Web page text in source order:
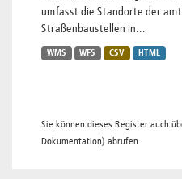
umfasst die Standorte der
Straßenbaustellen in...
WMS WFS CSV HTML
Sie können dieses Register auch
Dokumentation) abrufen.